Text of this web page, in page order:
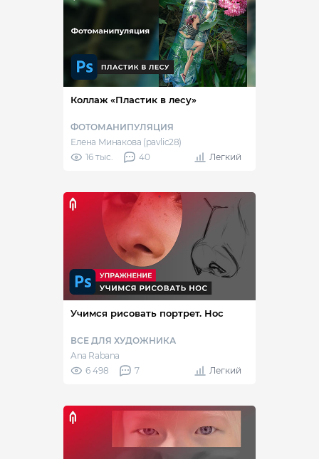
Коллаж «Пластик в лесу»
ФОТОМАНИПУЛЯЦИЯ
Елена Минакова (pavlic28)
16 тыс.
40 Легкий
Учимся рисовать портрет. Нос
ВСЕ ДЛЯ ХУДОЖНИКА
Ana Rabana
6 498
7 Легкий